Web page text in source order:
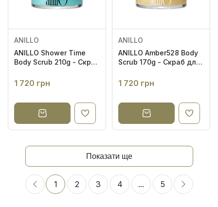
ANILLO
ANILLO Shower Time
Body Scrub 210g - Скраб
1 720 грн
ANILLO
ANILLO Amber528 Body
Scrub 170g - Скраб для
1 720 грн
Показати ще
1 2 3 4 ... 5